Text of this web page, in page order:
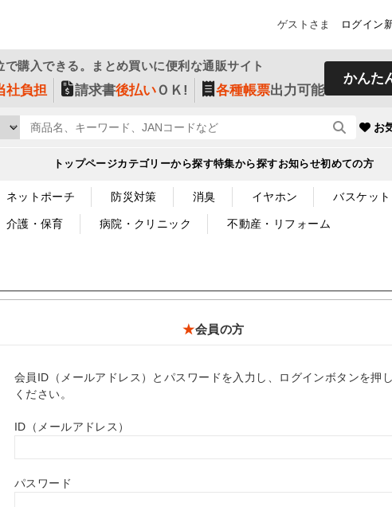
ゲストさま ログイン
で購入できる。まとめ買いに便利な通販サイト
社負担 請求書後払いＯＫ! 各種帳票出力可能
かんた
お
トップページカテゴリーから探す特集から探すお知らせ初めての方
ネットポーチ 防災対策 消臭 イヤホン バスケット
介護・保育 病院・クリニック 不動産・リフォーム
★会員の方
会員ID（メールアドレス）とパスワードを入力し、ログインボタンを押
ください。
ID（メールアドレス）
パスワード